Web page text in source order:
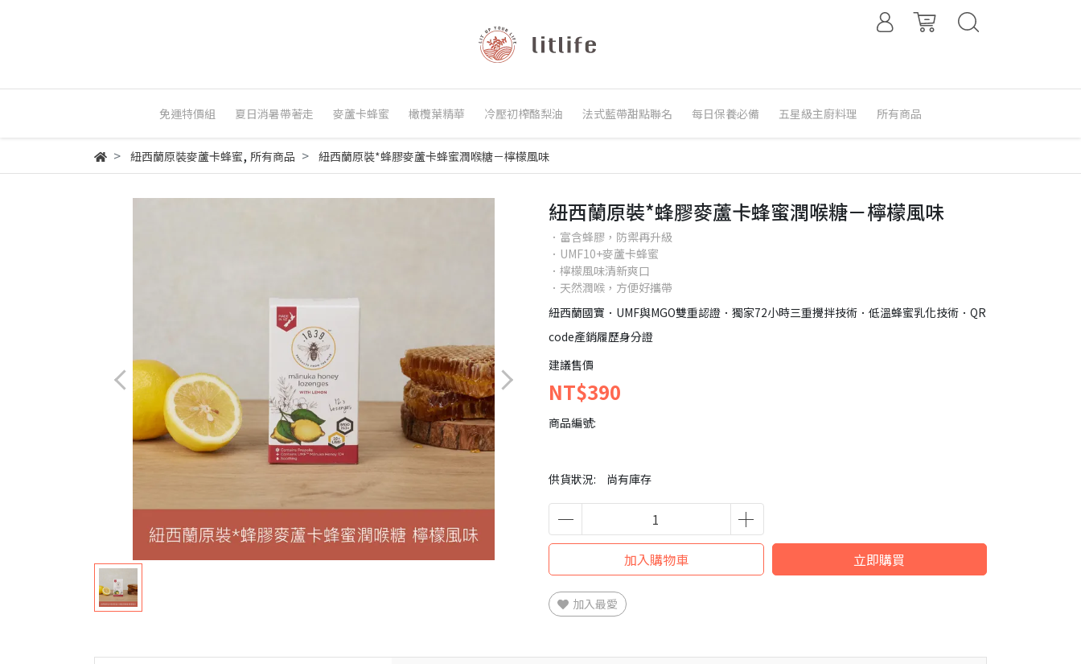
免運特價組 夏日消暑帶著走 麥蘆卡蜂蜜 橄欖葉精華 冷壓初榨酪梨油 法式藍帶甜點聯名 每日保養必備 五星級主廚料理 所有商品
紐西蘭原裝麥蘆卡蜂蜜, 所有商品 紐西蘭原裝*蜂膠麥蘆卡蜂蜜潤喉糖－檸檬風味
紐西蘭原裝*蜂膠麥蘆卡蜂蜜潤喉糖－檸檬風味
．富含蜂膠，防禦再升級
．UMF10+麥蘆卡蜂蜜
．檸檬風味清新爽口
．天然潤喉，方便好攜帶
紐西蘭國寶．UMF與MGO雙重認證．獨家72小時三重攪拌技術．低溫蜂蜜乳化技術．QR
code產銷履歷身分證
建議售價
NT$390
商品編號:
供貨狀況: 尚有庫存
加入購物車 立即購買
加入最愛